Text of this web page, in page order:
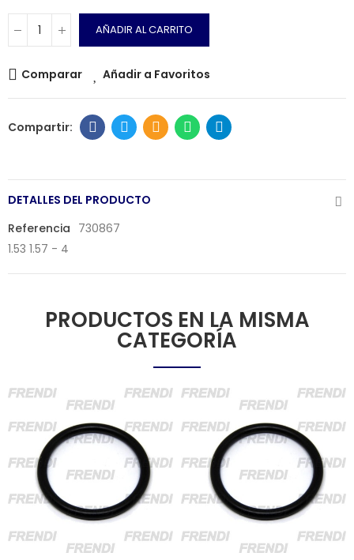
AÑADIR AL CARRITO
Comparar Añadir a Favoritos
DETALLES DEL PRODUCTO
Referencia 730867
1.53 1.57 - 4
PRODUCTOS EN LA MISMA
CATEGORÍA